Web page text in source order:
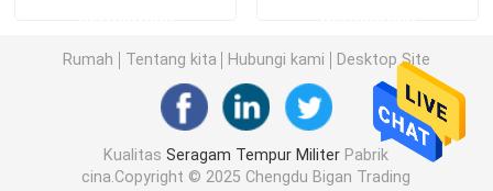
Perlengkapan Memancing Luar Ruangan
Sarung Tangan Berkuda Tahan Air
Rumah Tentang kita Hubungi kami Desktop Site
KualitasSeragam Tempur Militer Pabrik
cina.Copyright © 2025 Chengdu Bigan Trading